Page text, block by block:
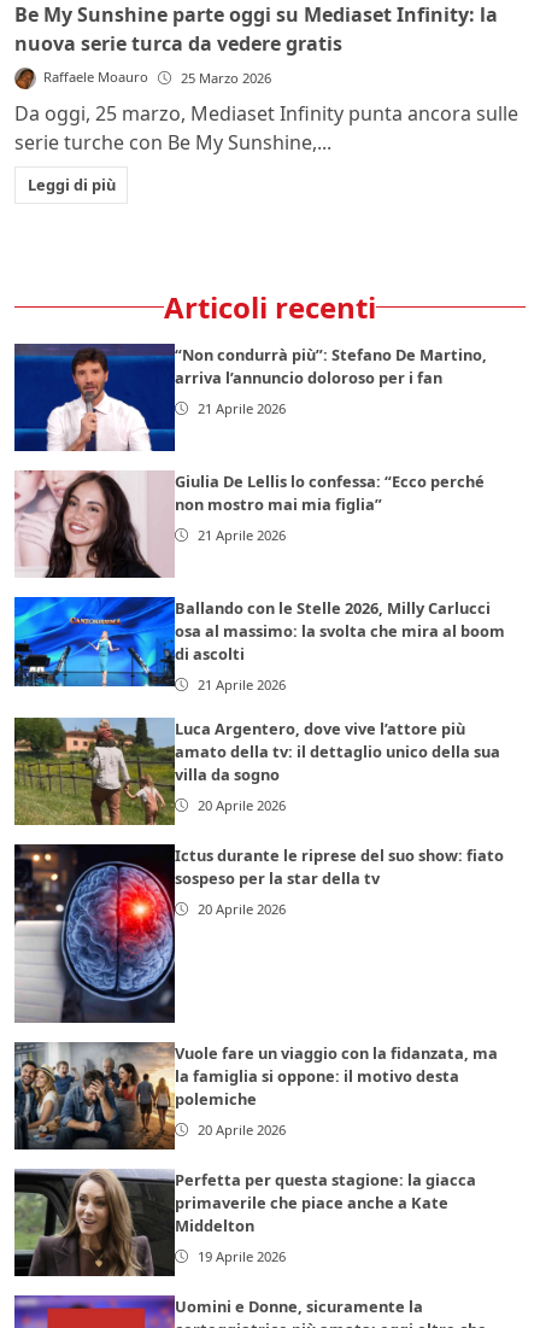
Be My Sunshine parte oggi su Mediaset Infinity: la
nuova serie turca da vedere gratis
Raffaele Moauro 25 Marzo 2026
Da oggi, 25 marzo, Mediaset Infinity punta ancora sulle
serie turche con Be My Sunshine,...
Leggi di più
Articoli recenti
“Non condurrà più”: Stefano De Martino,
arriva l’annuncio doloroso per i fan
21 Aprile 2026
Giulia De Lellis lo confessa: “Ecco perché
non mostro mai mia figlia”
21 Aprile 2026
Ballando con le Stelle 2026, Milly Carlucci
osa al massimo: la svolta che mira al boom
di ascolti
21 Aprile 2026
Luca Argentero, dove vive l’attore più
amato della tv: il dettaglio unico della sua
villa da sogno
20 Aprile 2026
Ictus durante le riprese del suo show: fiato
sospeso per la star della tv
20 Aprile 2026
Vuole fare un viaggio con la fidanzata, ma
la famiglia si oppone: il motivo desta
polemiche
20 Aprile 2026
Perfetta per questa stagione: la giacca
primaverile che piace anche a Kate
Middelton
19 Aprile 2026
Uomini e Donne, sicuramente la